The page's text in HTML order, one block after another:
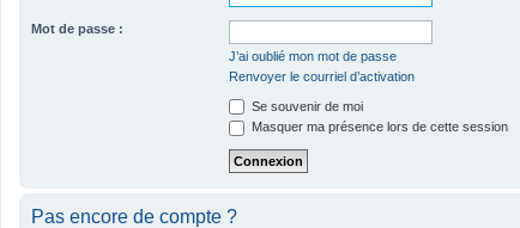
Mot de passe :
J’ai oublié mon mot de passe
Renvoyer le courriel d’activation
Se souvenir de moi
Masquer ma présence lors de cette session
Pas encore de compte ?